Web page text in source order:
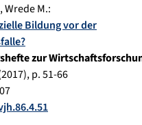
,Wrede M.:
Bildung vor der
zur
2017), p.51-66